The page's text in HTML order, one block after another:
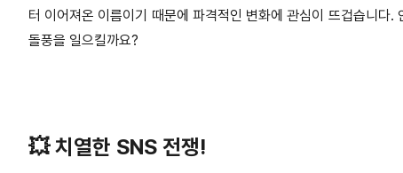
터 이어져온 이름이기 때문에 파격적인 변화에 관심이 뜨겁습니
돌풍을 일으킬까요?
💥 치열한 SNS 전쟁!